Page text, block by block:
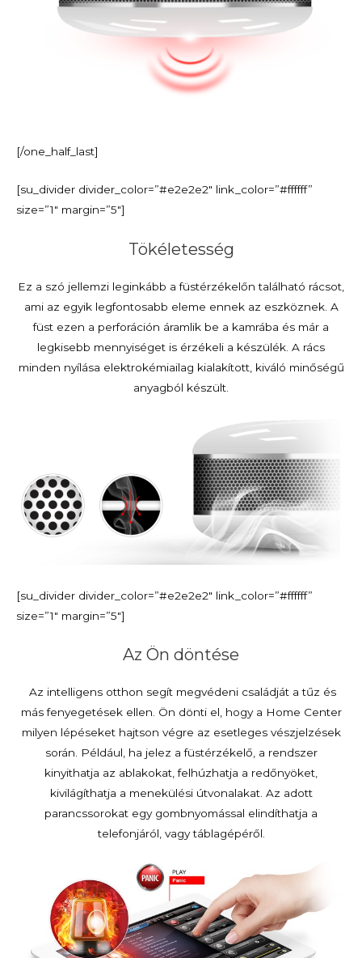
[/one_half_last]
[su_divider divider_color=”#e2e2e2″ link_color=”#ffffff”
size=”1″ margin=”5″]
Tökéletesség
Ez a szó jellemzi leginkább a füstérzékelőn található rácsot,
ami az egyik legfontosabb eleme ennek az eszköznek. A
füst ezen a perforáción áramlik be a kamrába és már a
legkisebb mennyiséget is érzékeli a készülék. A rács
minden nyílása elektrokémiailag kialakított, kiváló minőségű
anyagból készült.
[su_divider divider_color=”#e2e2e2″ link_color=”#ffffff”
size=”1″ margin=”5″]
Az Ön döntése
Az intelligens otthon segít megvédeni családját a tűz és
más fenyegetések ellen. Ön dönti el, hogy a Home Center
milyen lépéseket hajtson végre az esetleges vészjelzések
során. Például, ha jelez a füstérzékelő, a rendszer
kinyithatja az ablakokat, felhúzhatja a redőnyöket,
kivilágíthatja a menekülési útvonalakat. Az adott
parancssorokat egy gombnyomással elindíthatja a
telefonjáról, vagy táblagépéről.